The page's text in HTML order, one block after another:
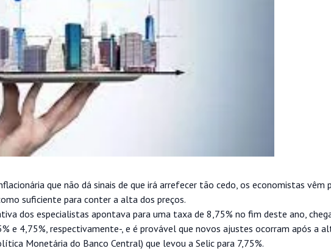
que não dá sinais de que irá arrefecer tão cedo, os economistas
suficiente para conter a alta dos preços.
dos especialistas apontava para uma taxa de 8,75% no fim deste ano,
e 4,75%, respectivamente-, e é provável que novos ajustes ocorram após a
Monetária do Banco Central) que levou a Selic para 7,75%.